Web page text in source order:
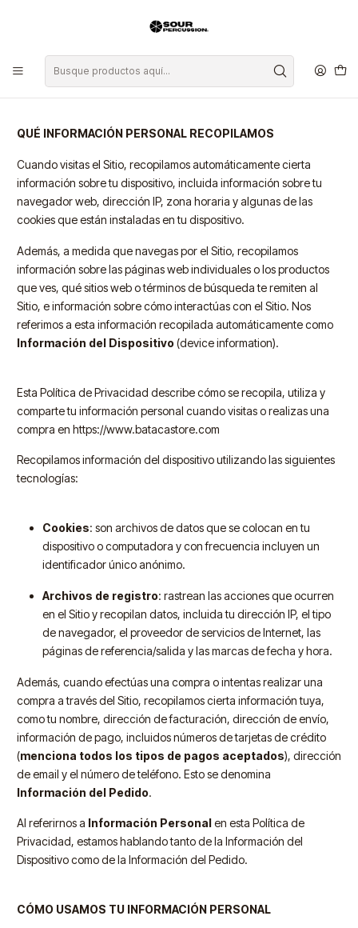
Política de privacidad
QUÉ INFORMACIÓN PERSONAL RECOPILAMOS
Cuando visitas el Sitio, recopilamos automáticamente cierta
información sobre tu dispositivo, incluida información sobre tu
navegador web, dirección IP, zona horaria y algunas de las
cookies que están instaladas en tu dispositivo.
Además, a medida que navegas por el Sitio, recopilamos
información sobre las páginas web individuales o los productos
que ves, qué sitios web o términos de búsqueda te remiten al
Sitio, e información sobre cómo interactúas con el Sitio. Nos
referimos a esta información recopilada automáticamente como
Información del Dispositivo (device information).
Esta Política de Privacidad describe cómo se recopila, utiliza y
comparte tu información personal cuando visitas o realizas una
compra en https://www.batacastore.com
Recopilamos información del dispositivo utilizando las siguientes
tecnologías:
Cookies: son archivos de datos que se colocan en tu
dispositivo o computadora y con frecuencia incluyen un
identificador único anónimo.
Archivos de registro: rastrean las acciones que ocurren
en el Sitio y recopilan datos, incluida tu dirección IP, el tipo
de navegador, el proveedor de servicios de Internet, las
páginas de referencia/salida y las marcas de fecha y hora.
Además, cuando efectúas una compra o intentas realizar una
compra a través del Sitio, recopilamos cierta información tuya,
como tu nombre, dirección de facturación, dirección de envío,
información de pago, incluidos números de tarjetas de crédito
(menciona todos los tipos de pagos aceptados), dirección
de email y el número de teléfono. Esto se denomina
Información del Pedido.
Al referirnos a Información Personalen esta Política de
Privacidad, estamos hablando tanto de la Información del
Dispositivo como de la Información del Pedido.
CÓMO USAMOS TU INFORMACIÓN PERSONAL